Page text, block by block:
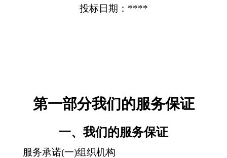
投标日期：****
第一部分我们的服务保证
一、我们的服务保证
服务承诺(一)组织机构